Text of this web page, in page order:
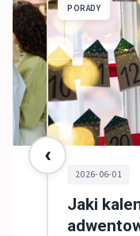
PORADY
2026-06-01
Jaki
‹